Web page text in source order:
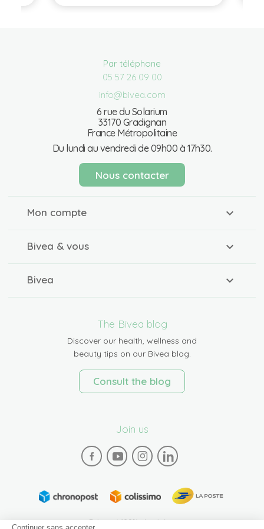
Par téléphone
05 57 26 09 00
info@bivea.com
6 rue du Solarium
33170 Gradignan
France Métropolitaine
Du lundi au vendredi de 09h00 à 17h30.
Nous contacter
Mon compte
Bivea & vous
Bivea
The Bivea blog
Discover our health, wellness and
beauty tips on our Bivea blog.
Consult the blog
Join us
Paiement 100% sécurisé
Continuer sans accepter